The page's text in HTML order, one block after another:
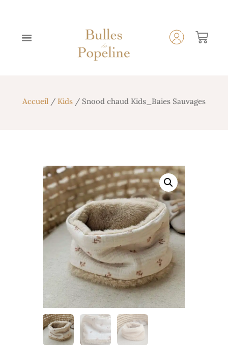
Accueil / Kids / Snood chaud Kids_Baies Sauvages